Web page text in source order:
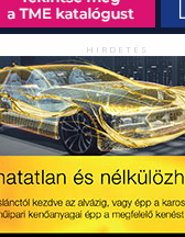
HIRDETÉS